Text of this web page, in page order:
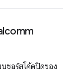
ซอร์สโค้ดปิดของ